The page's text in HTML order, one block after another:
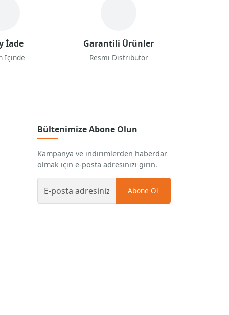
İade
İçinde
Garantili Ürünler
Resmi Distribütör
Bültenimize Abone Olun
Kampanya ve indirimlerden haberdar
olmak için e-posta adresinizi girin.
Abone Ol